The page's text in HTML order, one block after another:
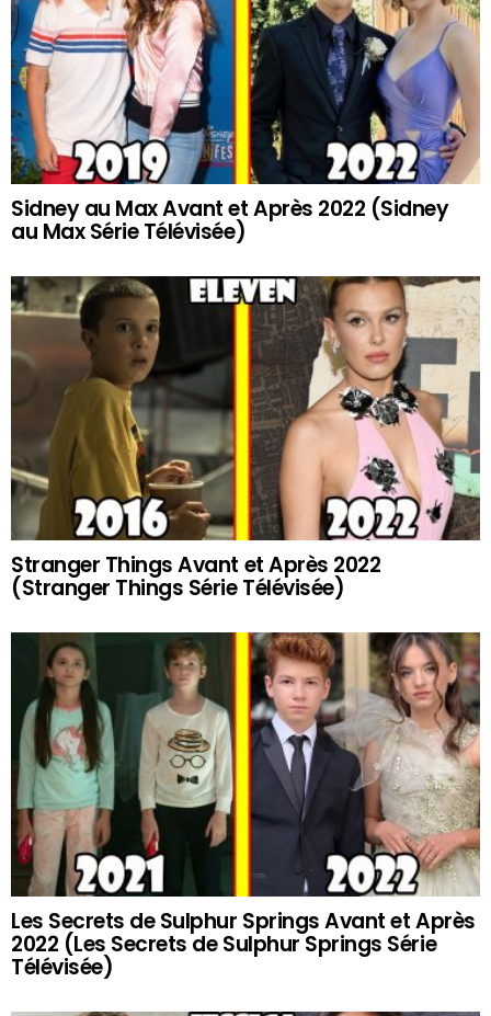
Sidney au Max Avant et Après 2022 (Sidney
au Max Série Télévisée)
Stranger Things Avant et Après 2022
(Stranger Things Série Télévisée)
Les Secrets de Sulphur Springs Avant et Après
2022 (Les Secrets de Sulphur Springs Série
Télévisée)